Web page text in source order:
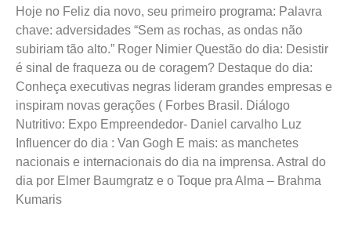
LINK
Hoje no Feliz dia novo, seu primeiro programa: Palavra
chave: adversidades “Sem as rochas, as ondas não
subiriam tão alto.” Roger Nimier Questão do dia: Desistir
é sinal de fraqueza ou de coragem? Destaque do dia:
Conheça executivas negras lideram grandes empresas e
inspiram novas gerações ( Forbes Brasil. Diálogo
Nutritivo: Expo Empreendedor- Daniel carvalho Luz
Influencer do dia : Van Gogh E mais: as manchetes
nacionais e internacionais do dia na imprensa. Astral do
dia por Elmer Baumgratz e o Toque pra Alma – Brahma
Kumaris